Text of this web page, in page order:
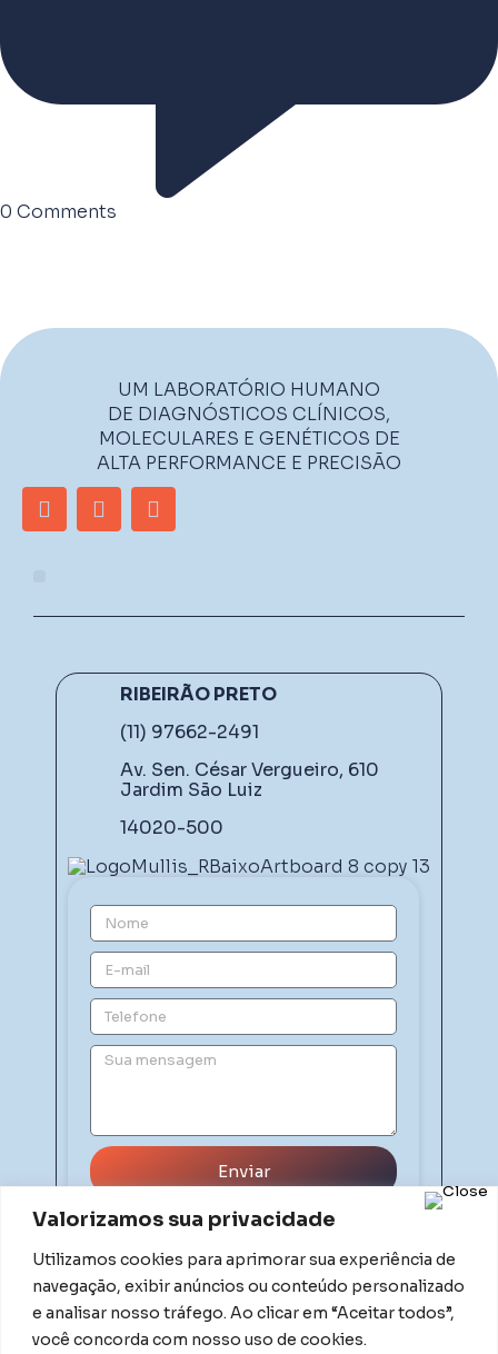
Valorizamos sua privacidade
Utilizamos cookies para aprimorar sua experiência de
navegação, exibir anúncios ou conteúdo personalizado
e analisar nosso tráfego. Ao clicar em “Aceitar todos”,
você concorda com nosso uso de cookies.
0 Comments
UM LABORATÓRIO HUMANO
DE DIAGNÓSTICOS CLÍNICOS,
MOLECULARES E GENÉTICOS DE
ALTA PERFORMANCE E PRECISÃO
RIBEIRÃO PRETO
(11) 97662-2491
Av. Sen. César Vergueiro, 610
Jardim São Luiz
14020-500
Enviar